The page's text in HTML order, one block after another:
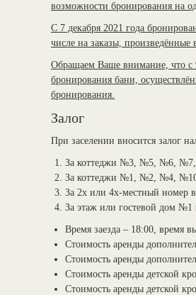
возможности бронирования на
С 7 декабря 2021 года
числе на заказы, произведённые
Обращаем Ваше внимание, что с 9
бронирования бани,
бронирования.
Залог
При заселении вносится залог
За коттеджи №3, №5, №6,
За коттеджи №1, №2, №4,
За 2х или 4х-местный номер
За этаж или гостевой дом
Время заезда – 18:00, время
Стоимость аренды
Стоимость аренды
Стоимость аренды детской
Стоимость аренды детской